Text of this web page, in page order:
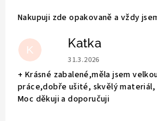
Nakupuji zde opakovaně a vždy
K Katka
Hodnocení obchodu je
31.3.2026
+ Krásné zabalené,měla jsem
práce,dobře ušité, skvělý
Moc děkuji a doporučuji